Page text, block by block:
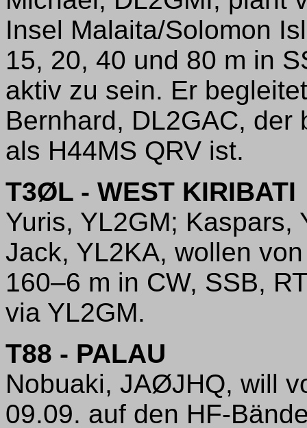
Insel Malaita/Solomon
15, 20, 40 und 80 m in
aktiv zu sein. Er
Bernhard, DL2GAC, der
als H44MS QRV ist.
T3ØL - WEST KIRIBATI
Yuris, YL2GM; Kaspars,
Jack, YL2KA, wollen
160–6 m in CW, SSB,
via YL2GM.
T88 - PALAU
Nobuaki, JAØJHQ, will
09.09. auf den HF-